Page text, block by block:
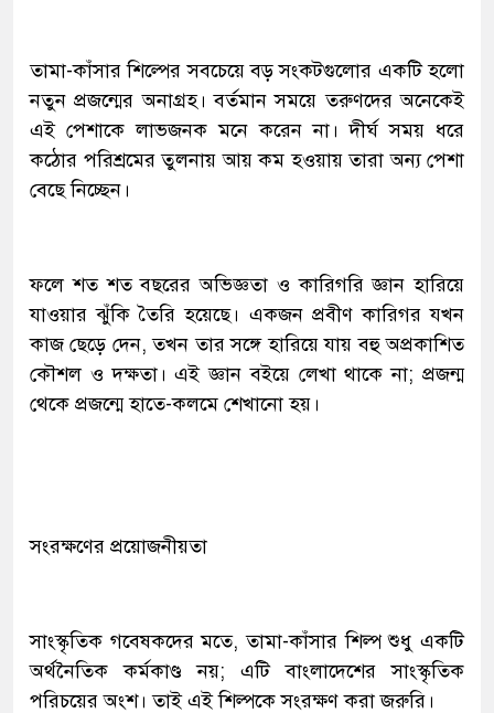
তামা-কাঁসার শিল্পের সবচেয়ে বড় সংকটগুলোর একটি হলো
নতুন প্রজন্মের অনাগ্রহ। বর্তমান সময়ে তরুণদের অনেকেই
এই পেশাকে লাভজনক মনে করেন না। দীর্ঘ সময় ধরে
কঠোর পরিশ্রমের তুলনায় আয় কম হওয়ায় তারা অন্য পেশা
বেছে নিচ্ছেন।
ফলে শত শত বছরের অভিজ্ঞতা ও কারিগরি জ্ঞান হারিয়ে
যাওয়ার ঝুঁকি তৈরি হয়েছে। একজন প্রবীণ কারিগর যখন
কাজ ছেড়ে দেন, তখন তার সঙ্গে হারিয়ে যায় বহু অপ্রকাশিত
কৌশল ও দক্ষতা। এই জ্ঞান বইয়ে লেখা থাকে না; প্রজন্ম
থেকে প্রজন্মে হাতে-কলমে শেখানো হয়।
সংরক্ষণের প্রয়োজনীয়তা
সাংস্কৃতিক গবেষকদের মতে, তামা-কাঁসার শিল্প শুধু একটি
অর্থনৈতিক কর্মকাণ্ড নয়; এটি বাংলাদেশের সাংস্কৃতিক
পরিচয়ের অংশ। তাই এই শিল্পকে সংরক্ষণ করা জরুরি।